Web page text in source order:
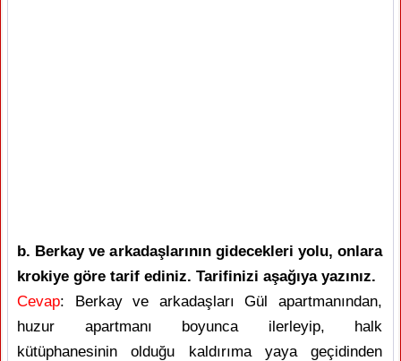
b. Berkay ve arkadaşlarının gidecekleri yolu, onlara
krokiye göre tarif ediniz. Tarifinizi aşağıya yazınız.
Cevap: Berkay ve arkadaşları Gül apartmanından,
huzur apartmanı boyunca ilerleyip, halk
kütüphanesinin olduğu kaldırıma yaya geçidinden